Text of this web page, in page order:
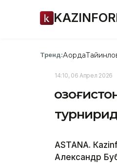
Тренд:Ақорда
14:10, 06 Апрел 2026
ASTANА.
Александр